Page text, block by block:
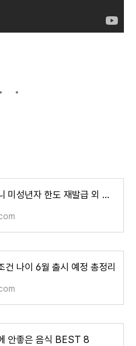
카카오뱅크 미니 미성년자 한도 재발급 외 모든것
건 나이 6월 출시 예정 총정리
안좋은 음식 BEST 8